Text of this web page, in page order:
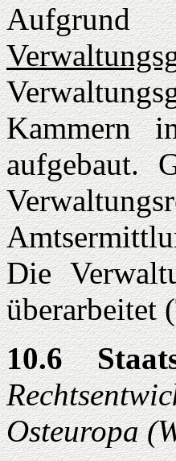
Kammern
aufgebaut.
Die
überarbeitet
10.6
Osteuropa